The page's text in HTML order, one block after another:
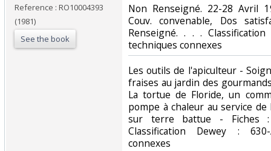
Reference : RO10004393
(1981)
See the book
‎Non Renseigné. 22-28 Avril
Couv. convenable, Dos
Renseigné. . . .
techniques connexes‎
‎Les outils de l'apiculteur -
fraises au jardin des
La tortue de Floride, un
pompe à chaleur au service
sur terre battue - Fiches :
Classification Dewey :
connexes‎